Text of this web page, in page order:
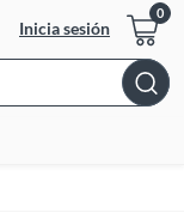
Inicia sesión